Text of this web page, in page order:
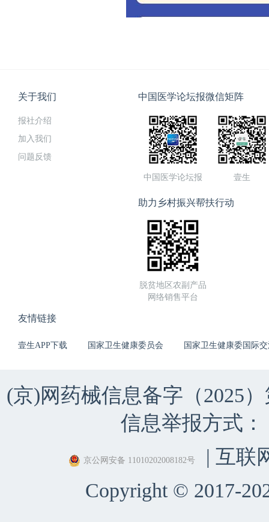
关于我们
报社介绍
加入我们
问题反馈
中国医学论坛报微信矩阵
中国医学论坛报 壹生
助力乡村振兴帮扶行动
脱贫地区农副产品
网络销售平台
友情链接
壹生APP下载 国家卫生健康委员会 国家卫生健康委国际
(京)网药械信息备字（2025
信息举报方式：
京公网安备 11010202008182号
| 互联
Copyright © 2017-